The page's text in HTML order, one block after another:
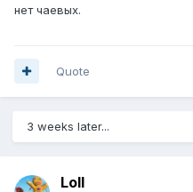
нет чаевых.
Quote
3 weeks later...
Loll